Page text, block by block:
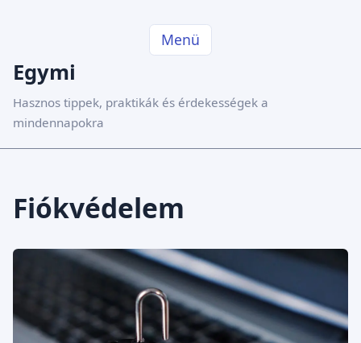
Menü
Egymi
Hasznos tippek, praktikák és érdekességek a
mindennapokra
Fiókvédelem